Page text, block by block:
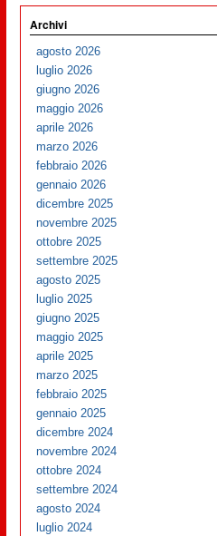
Archivi
agosto 2026
luglio 2026
giugno 2026
maggio 2026
aprile 2026
marzo 2026
febbraio 2026
gennaio 2026
dicembre 2025
novembre 2025
ottobre 2025
settembre 2025
agosto 2025
luglio 2025
giugno 2025
maggio 2025
aprile 2025
marzo 2025
febbraio 2025
gennaio 2025
dicembre 2024
novembre 2024
ottobre 2024
settembre 2024
agosto 2024
luglio 2024